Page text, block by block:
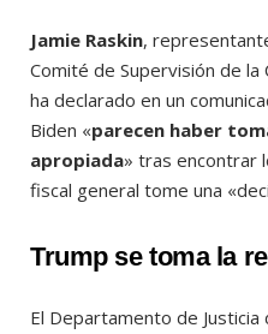
Jamie Raskin,
Comité de Supervisión de
ha declarado en un
Biden «parecen haber
apropiada» tras encontrar
fiscal general tome una
Trump se toma la
El Departamento de